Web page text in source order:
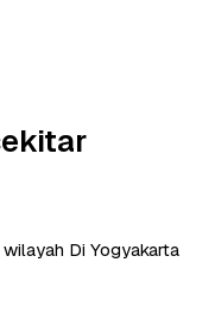
Di Yogyakarta